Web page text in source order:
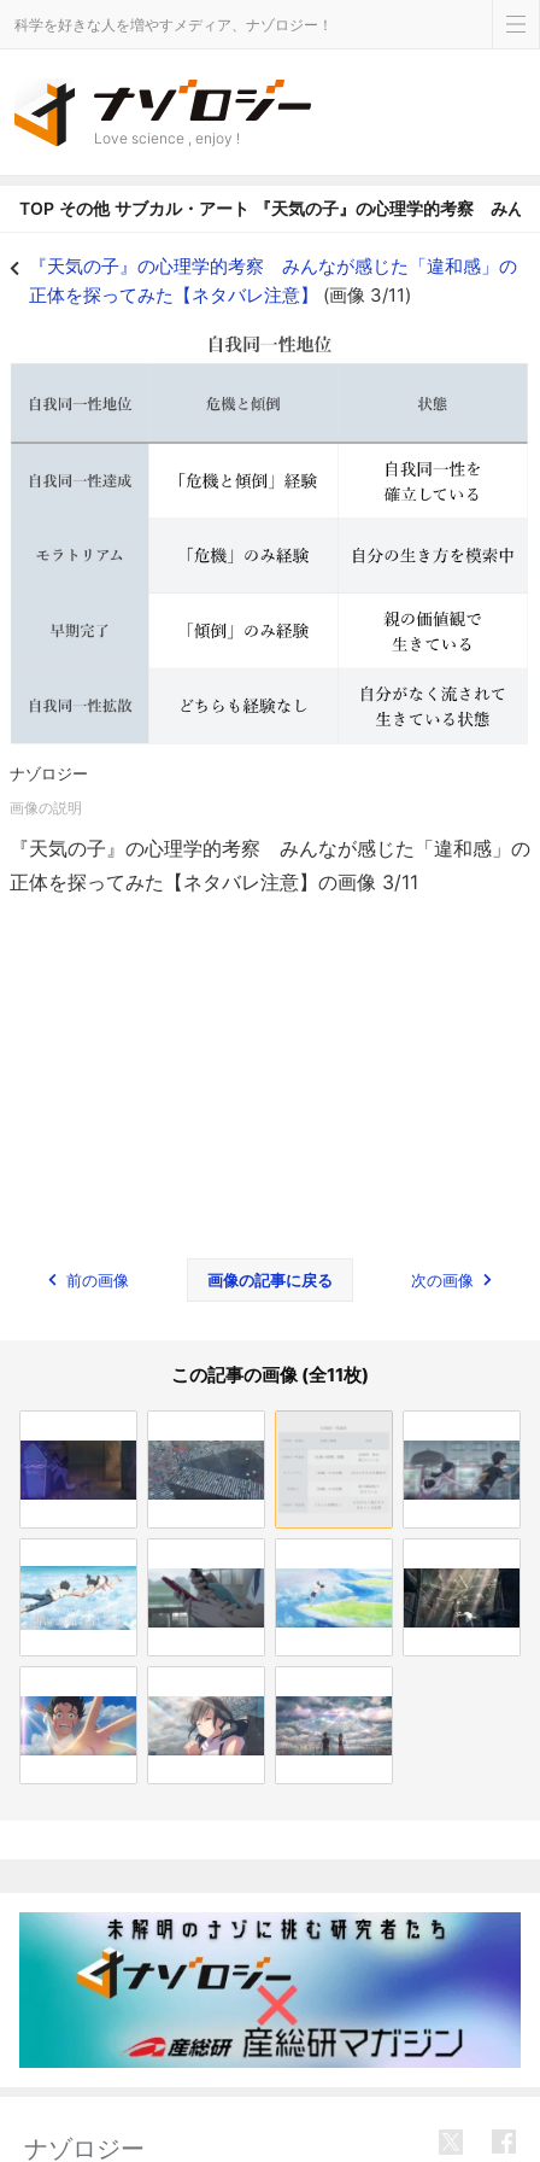
科学を好きな人を増やすメディア、ナゾロジー！
Love science , enjoy !
TOP その他 サブカル・アート 『天気の子』の心理学的考察 みん
『天気の子』の心理学的考察 みんなが感じた「違和感」の
正体を探ってみた【ネタバレ注意】 (画像 3/11)
ナゾロジー
『天気の子』の心理学的考察 みんなが感じた「違和感」の
正体を探ってみた【ネタバレ注意】の画像 3/11
前の画像 画像の記事に戻る 次の画像
この記事の画像 (全11枚)
ナゾロジー